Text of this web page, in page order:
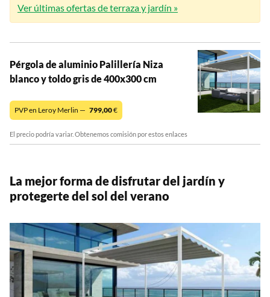
Ver últimas ofertas de terraza y jardín »
Pérgola de aluminio Palillería Niza
blanco y toldo gris de 400x300 cm
PVP en Leroy Merlin — 799,00€
El precio podría variar. Obtenemos comisión por estos enlaces
La mejor forma de disfrutar del jardín y
protegerte del sol del verano